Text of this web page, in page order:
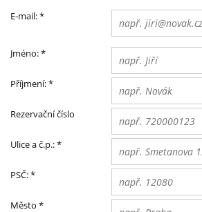
E-mail:*
Jméno:*
Příjmení:*
Rezervační číslo
Ulice a č.p.:*
PSČ:*
Město *